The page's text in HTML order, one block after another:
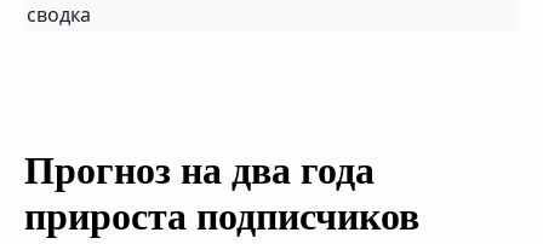
сводка
Прогноз на два года
прироста подписчиков